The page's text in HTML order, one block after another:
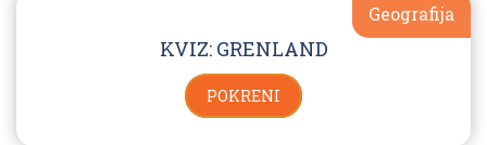
Geografija
KVIZ: GRENLAND
POKRENI